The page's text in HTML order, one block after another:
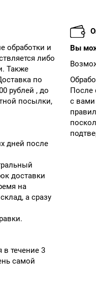
обработки и
либо
Также
по
рублей , до
посылки,
дней после
доставки
на
а сразу
в течение 3
самой
Вы
После
с